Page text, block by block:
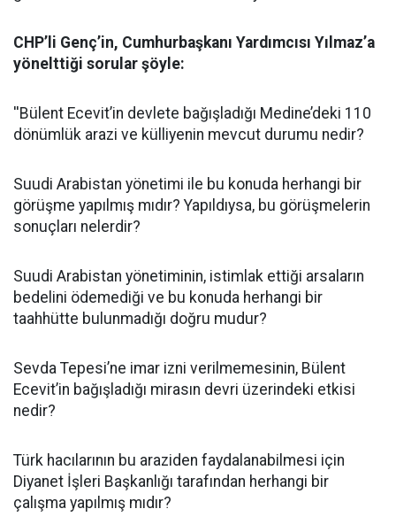
CHP’li Genç’in, Cumhurbaşkanı Yardımcısı Yılmaz’a
yönelttiği sorular şöyle:
''Bülent Ecevit’in devlete bağışladığı Medine’deki 110
dönümlük arazi ve külliyenin mevcut durumu nedir?
Suudi Arabistan yönetimi ile bu konuda herhangi bir
görüşme yapılmış mıdır? Yapıldıysa, bu görüşmelerin
sonuçları nelerdir?
Suudi Arabistan yönetiminin, istimlak ettiği arsaların
bedelini ödemediği ve bu konuda herhangi bir
taahhütte bulunmadığı doğru mudur?
Sevda Tepesi’ne imar izni verilmemesinin, Bülent
Ecevit’in bağışladığı mirasın devri üzerindeki etkisi
nedir?
Türk hacılarının bu araziden faydalanabilmesi için
Diyanet İşleri Başkanlığı tarafından herhangi bir
çalışma yapılmış mıdır?